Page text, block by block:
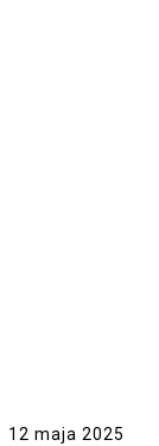
12 maja 2025